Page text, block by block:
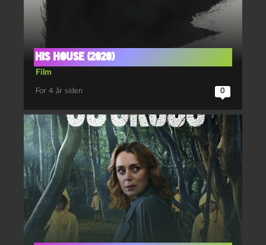
His house (2020)
Film
For 4 år siden 0